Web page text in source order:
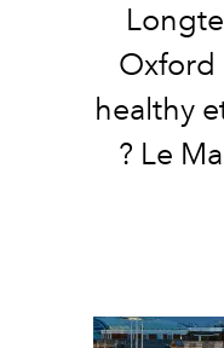
Oxford
healthy
? Le